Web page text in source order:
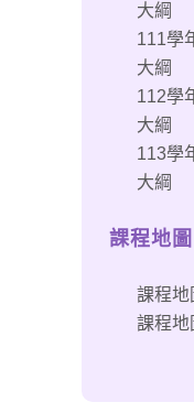
大綱
111學
大綱
112學
大綱
113學
大綱
課程地圖
課程地
課程地